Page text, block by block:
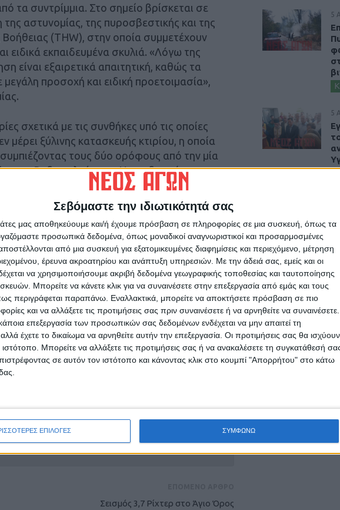
Σεβόμαστε την ιδιωτικότητά σας
μας αποθηκεύουμε και/ή έχουμε πρόσβαση σε πληροφορίες σε μια συσκευή, όπως τα
προσωπικά δεδομένα, όπως μοναδικοί αναγνωριστικοί και προσαρμοσμένες
από μια συσκευή για εξατομικευμένες διαφημίσεις και περιεχόμενο, μέτρηση
έρευνα ακροατηρίου και ανάπτυξη υπηρεσιών. Με την άδειά σας, εμείς και οι
να χρησιμοποιήσουμε ακριβή δεδομένα γεωγραφικής τοποθεσίας και ταυτοποίησης
Μπορείτε να κάνετε κλικ για να συναινέσετε στην επεξεργασία από εμάς και τους
περιγράφεται παραπάνω. Εναλλακτικά, μπορείτε να αποκτήσετε πρόσβαση σε πιο
και να αλλάξετε τις προτιμήσεις σας πριν συναινέσετε ή να αρνηθείτε να συναινέσετε.
επεξεργασία των προσωπικών σας δεδομένων ενδέχεται να μην απαιτεί τη
έχετε το δικαίωμα να αρνηθείτε αυτήν την επεξεργασία. Οι προτιμήσεις σας θα ισχύουν
Μπορείτε να αλλάξετε τις προτιμήσεις σας ή να ανακαλέσετε τη συγκατάθεσή
σε αυτόν τον ιστότοπο και κάνοντας κλικ στο κουμπί "Απορρήτου" στο κάτω
ΕΠΙΛΟΓΕΣ ΣΥΜΦΩΝΩ
τα συντρίμμια. Στο σημείο βρίσκεται σε
της αστυνομίας, της πυροσβεστικής και της
(THW), στην οποία συμμετέχουν
ειδικά εκπαιδευμένα σκυλιά. «Λόγω της
είναι εξαιρετικά απαιτητική, καθώς τα
μεγάλη προσοχή και ειδική προετοιμασία»,
σχετικά με τις συνθήκες υπό τις οποίες
ξύλινης κατασκευής κτιρίου, η οποία
τους δύο ορόφους από την μία
η Ραδιοτηλεόραση Νοτιοδυτικής
ότι χθες τη νύχτα λίγο μετά τις 23:00
κρότος και σηκώθηκε μεγάλο σύννεφο
συνέντευξη Τύπου στις 10:00 (τοπική ώρα)
εξελίξεις.
zum Ritter Gotz» (από το ομώνυμο έργο του
περιοχή Κρεβ του ποταμού Μοζέλα στην
η οποία θεωρείται ιδιαίτερα δημοφιλής
Στην ίδια περιοχή βρίσκεται και το
ΝΕΟΣ ΑΓΩΝ στο Google News!
της Καρδίτσας και ευρύτερα της Θεσσαλίας
Σεισμός 3,7 Ρίχτερ στο Άγιο Όρος
5
5
5
5
5